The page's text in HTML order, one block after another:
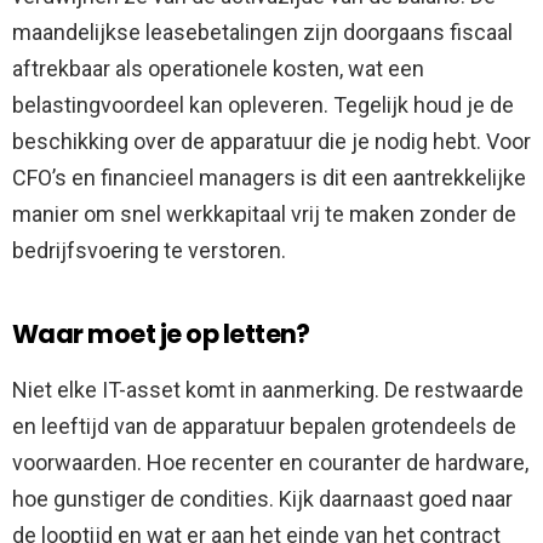
maandelijkse leasebetalingen zijn doorgaans fiscaal
aftrekbaar als operationele kosten, wat een
belastingvoordeel kan opleveren. Tegelijk houd je de
beschikking over de apparatuur die je nodig hebt. Voor
CFO’s en financieel managers is dit een aantrekkelijke
manier om snel werkkapitaal vrij te maken zonder de
bedrijfsvoering te verstoren.
Waar moet je op letten?
Niet elke IT-asset komt in aanmerking. De restwaarde
en leeftijd van de apparatuur bepalen grotendeels de
voorwaarden. Hoe recenter en couranter de hardware,
hoe gunstiger de condities. Kijk daarnaast goed naar
de looptijd en wat er aan het einde van het contract